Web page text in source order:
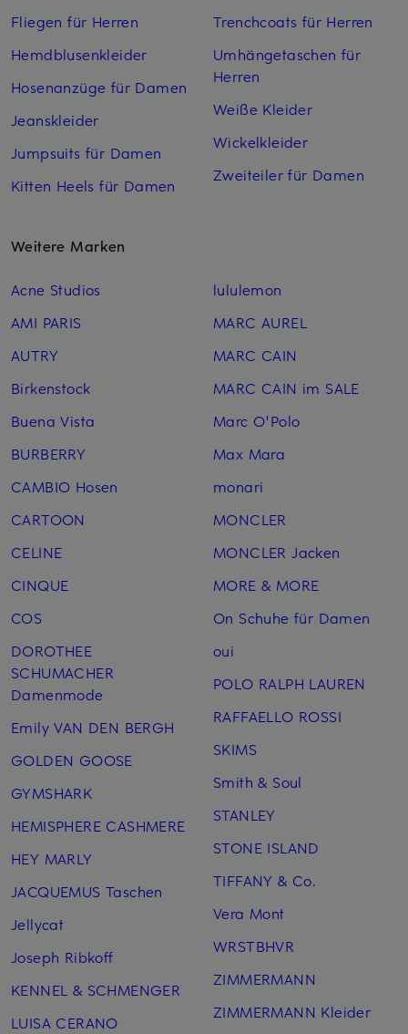
Fliegen für Herren
Hemdblusenkleider
Hosenanzüge für Damen
Jeanskleider
Jumpsuits für Damen
Kitten Heels für Damen
Trenchcoats für Herren
Umhängetaschen für
Herren
Weiße Kleider
Wickelkleider
Zweiteiler für Damen
Weitere Marken
Acne Studios
AMI PARIS
AUTRY
Birkenstock
Buena Vista
BURBERRY
CAMBIO Hosen
CARTOON
CELINE
CINQUE
COS
DOROTHEE
SCHUMACHER
Damenmode
Emily VAN DEN BERGH
GOLDEN GOOSE
GYMSHARK
HEMISPHERE CASHMERE
HEY MARLY
JACQUEMUS Taschen
Jellycat
Joseph Ribkoff
KENNEL & SCHMENGER
LUISA CERANO
lululemon
MARC AUREL
MARC CAIN
MARC CAIN im SALE
Marc O'Polo
Max Mara
monari
MONCLER
MONCLER Jacken
MORE & MORE
On Schuhe für Damen
oui
POLO RALPH LAUREN
RAFFAELLO ROSSI
SKIMS
Smith & Soul
STANLEY
STONE ISLAND
TIFFANY & Co.
Vera Mont
WRSTBHVR
ZIMMERMANN
ZIMMERMANN Kleider